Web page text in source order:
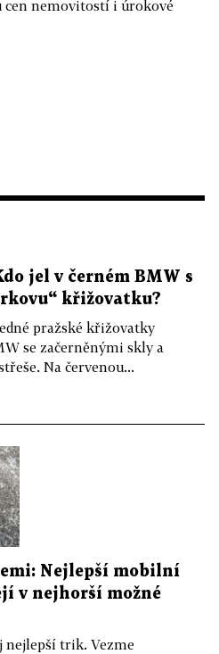
cen nemovitostí i úrokové
jel v černém BMW s
křižovatku?
pražské křižovatky
se začerněnými skly a
Na červenou...
Nejlepší mobilní
v nejhorší možné
nejlepší trik. Vezme